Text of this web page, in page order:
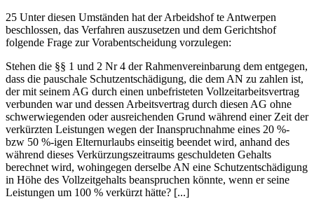
25 Unter diesen Umständen hat der Arbeidshof te Antwerpen
beschlossen, das Verfahren auszusetzen und dem Gerichtshof
folgende Frage zur Vorabentscheidung vorzulegen:
Stehen die §§ 1 und 2 Nr 4 der Rahmenvereinbarung dem entgegen,
dass die pauschale Schutzentschädigung, die dem AN zu zahlen ist,
der mit seinem AG durch einen unbefristeten Vollzeitarbeitsvertrag
verbunden war und dessen Arbeitsvertrag durch diesen AG ohne
schwerwiegenden oder ausreichenden Grund während einer Zeit der
verkürzten Leistungen wegen der Inanspruchnahme eines 20 %-
bzw 50 %-igen Elternurlaubs einseitig beendet wird, anhand des
während dieses Verkürzungszeitraums geschuldeten Gehalts
berechnet wird, wohingegen derselbe AN eine Schutzentschädigung
in Höhe des Vollzeitgehalts beanspruchen könnte, wenn er seine
Leistungen um 100 % verkürzt hätte? [...]